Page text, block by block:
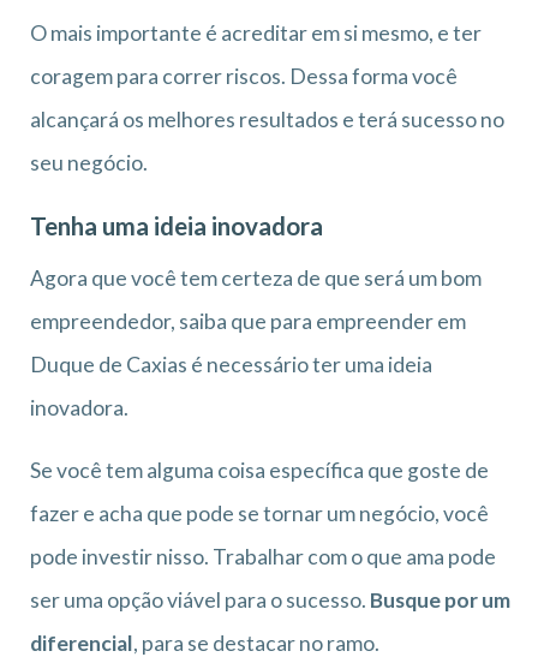
O mais importante é acreditar em si mesmo, e ter
coragem para correr riscos. Dessa forma você
alcançará os melhores resultados e terá sucesso no
seu negócio.
Tenha uma ideia inovadora
Agora que você tem certeza de que será um bom
empreendedor, saiba que para empreender em
Duque de Caxias é necessário ter uma ideia
inovadora.
Se você tem alguma coisa específica que goste de
fazer e acha que pode se tornar um negócio, você
pode investir nisso. Trabalhar com o que ama pode
ser uma opção viável para o sucesso. Busque por um
diferencial, para se destacar no ramo.